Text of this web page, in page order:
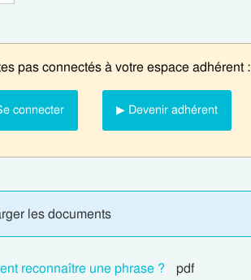
pas connectés à votre espace adhérent :
connecter ▶ Devenir adhérent
les documents
reconnaître une phrase ? pdf